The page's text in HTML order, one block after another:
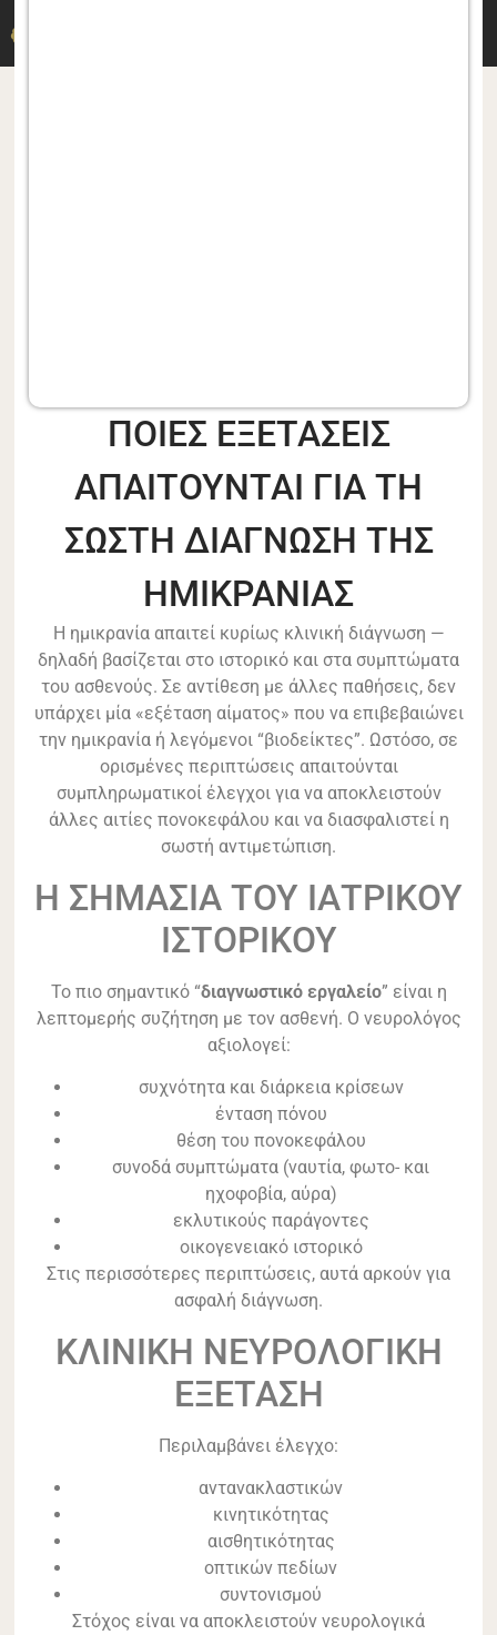
ΠΟΙΕΣ ΕΞΕΤΑΣΕΙΣ
ΑΠΑΙΤΟΥΝΤΑΙ ΓΙΑ ΤΗ
ΣΩΣΤΗ ΔΙΑΓΝΩΣΗ ΤΗΣ
ΗΜΙΚΡΑΝΙΑΣ
Η ημικρανία απαιτεί κυρίως κλινική διάγνωση —
δηλαδή βασίζεται στο ιστορικό και στα συμπτώματα
του ασθενούς. Σε αντίθεση με άλλες παθήσεις, δεν
υπάρχει μία «εξέταση αίματος» που να επιβεβαιώνει
την ημικρανία ή λεγόμενοι “βιοδείκτες”. Ωστόσο, σε
ορισμένες περιπτώσεις απαιτούνται
συμπληρωματικοί έλεγχοι για να αποκλειστούν
άλλες αιτίες πονοκεφάλου και να διασφαλιστεί η
σωστή αντιμετώπιση.
Η ΣΗΜΑΣΙΑ ΤΟΥ ΙΑΤΡΙΚΟΥ
ΙΣΤΟΡΙΚΟΥ
Το πιο σημαντικό “διαγνωστικό εργαλείο” είναι η
λεπτομερής συζήτηση με τον ασθενή. Ο νευρολόγος
αξιολογεί:
συχνότητα και διάρκεια κρίσεων
ένταση πόνου
θέση του πονοκεφάλου
συνοδά συμπτώματα (ναυτία, φωτο- και
ηχοφοβία, αύρα)
εκλυτικούς παράγοντες
οικογενειακό ιστορικό
Στις περισσότερες περιπτώσεις, αυτά αρκούν για
ασφαλή διάγνωση.
ΚΛΙΝΙΚΗ ΝΕΥΡΟΛΟΓΙΚΗ
ΕΞΕΤΑΣΗ
Περιλαμβάνει έλεγχο:
αντανακλαστικών
κινητικότητας
αισθητικότητας
οπτικών πεδίων
συντονισμού
Στόχος είναι να αποκλειστούν νευρολογικά